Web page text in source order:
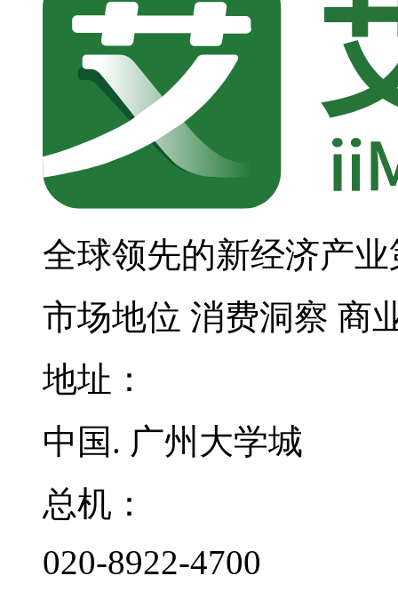
全球领先的新经济产
市场地位 消费洞察 商
地址：
中国. 广州大学城
总机：
020-8922-4700